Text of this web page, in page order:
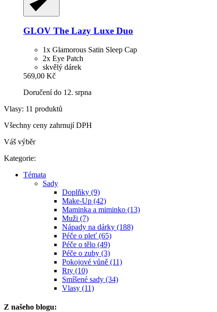
GLOV The Lazy Luxe Duo
1x Glamorous Satin Sleep Cap
2x Eye Patch
skvělý dárek
569,00 Kč
Doručení do 12. srpna
Vlasy: 11 produktů
Všechny ceny zahrnují DPH
Váš výběr
Kategorie:
Témata
Sady
Doplňky (9)
Make-Up (42)
Maminka a miminko (13)
Muži (7)
Nápady na dárky (188)
Péče o pleť (65)
Péče o tělo (49)
Péče o zuby (3)
Pokojové vůně (11)
Rty (10)
Smíšené sady (34)
Vlasy (11)
Z našeho blogu: